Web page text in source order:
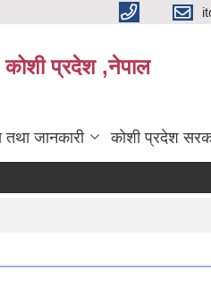
कोशी प्रदेश ,नेपाल
जानकारी कोशी प्रदेश
सम्बन्धमा।